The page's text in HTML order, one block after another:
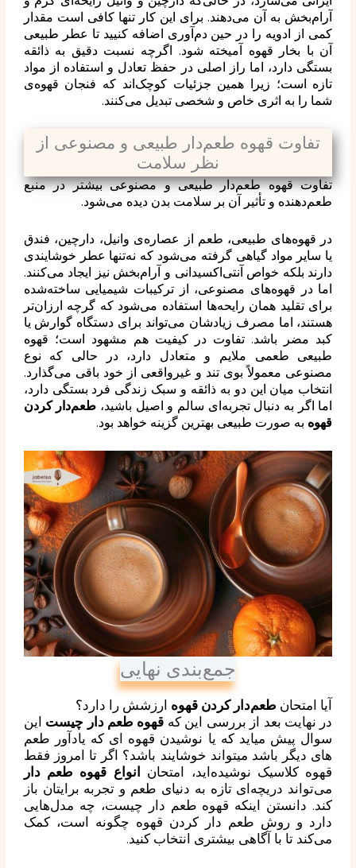
آرام‌بخش به آن می‌دهند. برای این کار تنها کافی است مقدار
کمی از ادویه را در حین دم‌آوری اضافه کنیید تا عطر طبیعی
آن با بخار قهوه آمیخته شود. اگرچه نسبت دقیق به ذائقه
بستگی دارد، اما راز اصلی در حفظ تعادل و استفاده از مواد
تازه است؛ زیرا همین جزئیات کوچک‌اند که فنجان قهوه‌ی
شما را به اثری خاص و شخصی تبدیل می‌کنند.
تفاوت قهوه طعم‌دار طبیعی و مصنوعی از
نظر سلامت
تفاوت قهوه طعم‌دار طبیعی و مصنوعی بیشتر در منبع
طعم‌دهنده و تأثیر آن بر سلامت بدن دیده می‌شود.
در قهوه‌های طبیعی، طعم از عصاره‌ی وانیل، دارچین، فندق
یا سایر مواد گیاهی گرفته می‌شود که نه‌تنها عطر خوشایندی
دارند بلکه خواص آنتی‌اکسیدانی و آرام‌بخش نیز ایجاد می‌کنند.
اما در قهوه‌های مصنوعی، از ترکیبات شیمیایی ساخته‌شده
برای تقلید همان رایحه‌ها استفاده می‌شود که گرچه ارزان‌تر
هستند، اما مصرف زیادشان می‌تواند برای دستگاه گوارش یا
کبد مضر باشد. تفاوت در کیفیت هم مشهود است؛ قهوه
طبیعی طعمی ملایم و متعادل دارد، در حالی که نوع
مصنوعی معمولاً بوی تند و غیرواقعی از خود باقی می‌گذارد.
انتخاب میان این دو به ذائقه و سبک زندگی فرد بستگی دارد،
اما اگر به دنبال تجربه‌ای سالم و اصیل باشید،طعم‌دار کردن
قهوهبه صورت طبیعی بهترین گزینه خواهد بود.
جمع‌بندی نهایی
آیا امتحانطعم‌دار کردن قهوهارزشش را دارد؟
در نهایت بعد از بررسی این کهقهوه طعم دار چیستاین
سوال پیش میاید که یا نوشیدن قهوه ای که یادآور طعم
های دیگر باشد میتواند خوشایند باشد؟ اگر تا امروز فقط
قهوه کلاسیک نوشیده‌اید، امتحانانواع قهوه طعم دار
می‌تواند دریچه‌ای تازه به دنیای طعم و تجربه برایتان باز
کند. دانستن اینکه قهوه طعم دار چیست، چه مدل‌هایی
دارد و روش طعم دار کردن قهوه چگونه است، کمک
می‌کند تا با آگاهی بیشتری انتخاب کنید.